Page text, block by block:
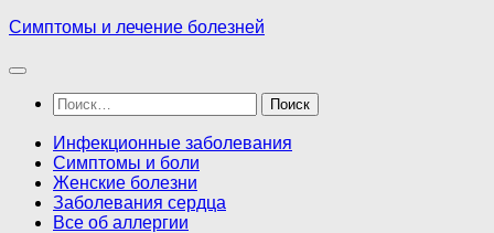
Перейти
содержимому
Симптомы и лечение болезней
Найти:
Инфекционные заболевания
Симптомы и боли
Женские болезни
Заболевания сердца
Все об аллергии